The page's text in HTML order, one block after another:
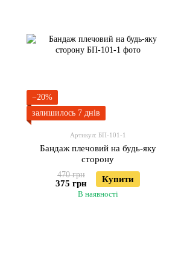
−20%
залишилось 7 днів
Артикул: БП-101-1
Бандаж плечовий на будь-яку
сторону
470 грн
375 грн Купити
В наявності